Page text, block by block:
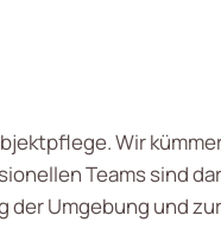
Wir
Teams sind
der Umgebung und zur